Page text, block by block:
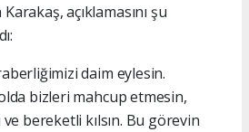
açıklamasını şu
daim eylesin.
bizleri mahcup etmesin,
bereketli kılsın. Bu görevin